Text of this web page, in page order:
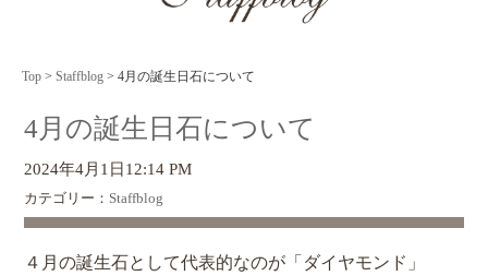
Top > Staffblog > 4月の誕生日石について
4月の誕生日石について
2024年4月1日12:14 PM
カテゴリー： Staffblog
４月の誕生石として代表的なのが「ダイヤモンド」